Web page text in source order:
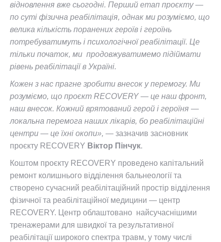
відновлення вже сьогодні. Перший етап проєкту —
по суті фізична реабілітація, однак ми розуміємо, що
велика кількість поранених героїв і героїнь
потребуватимуть і психологічної реабілітації. Це
тільки початок, ми продовжуватимемо підіймати
рівень реабілітації в Україні.
Кожен з нас прагне зробити внесок у перемогу. Ми
розуміємо, що проєкт RECOVERY — це наш фронт,
наш внесок. Кожний врятований герой і героїня —
локальна перемога наших лікарів, бо реабілітаційні
центри — це їхні окопи», — зазначив засновник
проєкту RECOVERY Віктор Пінчук.
Коштом проєкту RECOVERY проведено капітальний
ремонт колишнього відділення бальнеології та
створено сучасний реабілітаційний простір відділення
фізичної та реабілітаційної медицини — центр
RECOVERY. Центр облаштовано найсучаснішими
тренажерами для швидкої та результативної
реабілітації широкого спектра травм, у тому числі